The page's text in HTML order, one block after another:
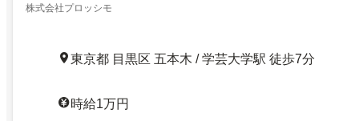
株式会社プロッシモ
東京都 目黒区 五本木 / 学芸大学駅 徒歩7分
時給1万円